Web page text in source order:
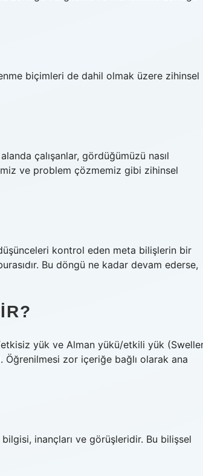
biçimleri de dahil olmak üzere zihinsel
çalışanlar, gördüğümüzü nasıl
ve problem çözmemiz gibi zihinsel
kontrol eden meta bilişlerin bir
Bu döngü ne kadar devam ederse,
yük ve Alman yükü/etkili yük
Öğrenilmesi zor içeriğe bağlı olarak ana
inançları ve görüşleridir. Bu bilişsel